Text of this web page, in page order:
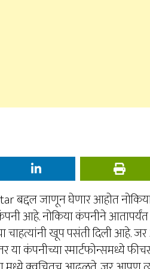
बद्दल जाणून घेणार आहोत
आहे. नोकिया कंपनीने
चाहत्यांनी खूप पसंती दिली आहे.
या कंपनीच्या स्मार्टफोन्समध्ये